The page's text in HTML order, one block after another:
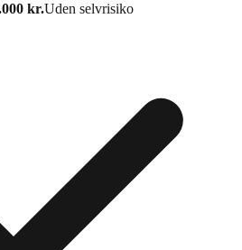
kr.Uden selvrisiko